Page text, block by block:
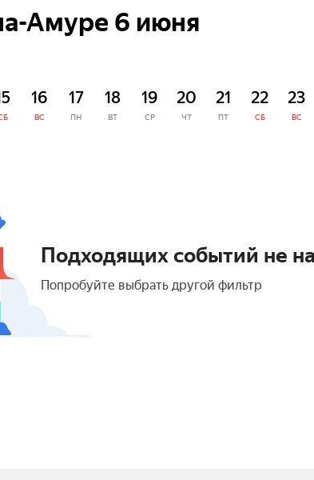
Амуре 6 июня
16
ВС
17
ПН
18
ВТ
19
СР
20
ЧТ
21
ПТ
22
СБ
23
ВС
Подходящих событий не
Попробуйте выбрать другой фильтр